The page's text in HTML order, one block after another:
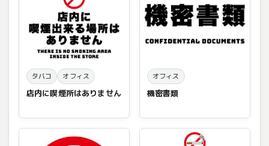
タバコ オフィス
店内に喫煙所はありません
オフィス
機密書類